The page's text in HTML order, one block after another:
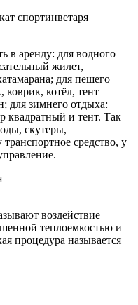
в аренду: для водного
жилет,
для пешего
коврик, котёл, тент
для зимнего отдыха:
квадратный и тент. Так
скутеры,
средство, у
воздействие
теплоемкостью и
процедура называется